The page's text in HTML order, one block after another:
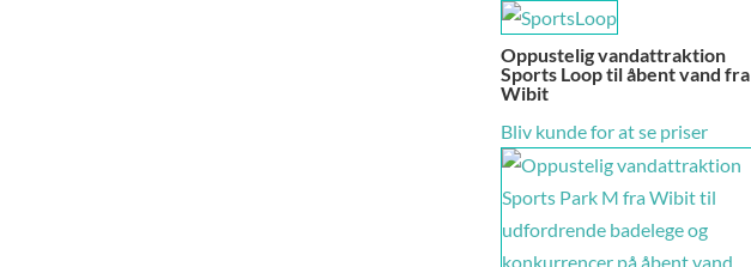
Oppustelig vandattraktion
Sports Loop til åbent vand fra
Wibit
Bliv kunde for at se priser